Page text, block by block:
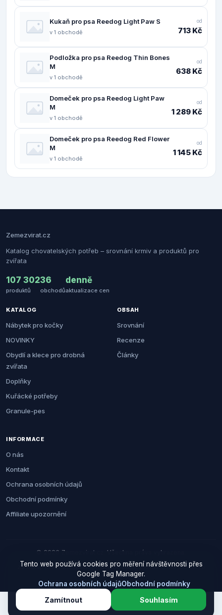
Kukaň pro psa Reedog Light Paw S
v 1 obchodě
od
713 Kč
Podložka pro psa Reedog Thin Bones
M
v 1 obchodě
od
638 Kč
Domeček pro psa Reedog Light Paw
M
v 1 obchodě
od
1 289 Kč
Domeček pro psa Reedog Red Flower
M
v 1 obchodě
od
1 145 Kč
Zemezvirat.cz
Katalog chovatelských potřeb – srovnání krmiv a produktů pro
zvířata
107 302
produktů
36
obchodů
denně
aktualizace cen
KATALOG
Nábytek pro kočky
NOVINKY
Obydlí a klece pro drobná
zvířata
Doplňky
Kuřácké potřeby
Granule-pes
OBSAH
Srovnání
Recenze
Články
INFORMACE
O nás
Kontakt
Ochrana osobních údajů
Obchodní podmínky
Affiliate upozornění
© 2026 Zemezvirat.cz. Všechna práva vyhrazena.
Za nákup přes naše odkazy můžeme získat provizi. Cenu pro vás to
neovlivní.
Tento web používá cookies pro měření návštěvnosti přes
Google Tag Manager.
Ochrana osobních údajůObchodní podmínky
Zamítnout Souhlasím